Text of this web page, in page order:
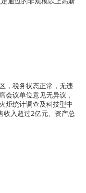
，税务状态正常，无违
会议单位意见无异议，
炬统计调查及科技型中
收入超过2亿元、资产总